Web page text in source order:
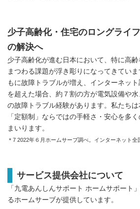
少子高齢化・住宅のロングライ
の解決へ
少子高齢化が進む日本において、特に高
まつわる課題が浮き彫りになってきてい
もに故障トラブルが増え、インターネッ
を超えた場合、約７割の方が電気設備や
の故障トラブル経験があります。私たちは
「定額制」ならではの手軽さ・安心を多
まいります。
＊7 2022年６月ホームサーブ調べ。インターネット全
サービス提供会社について
「九電あんしんサポート ホームサポート
るホームサーブが提供しています。